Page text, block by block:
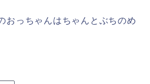
おっちゃんはちゃんとぶちのめ